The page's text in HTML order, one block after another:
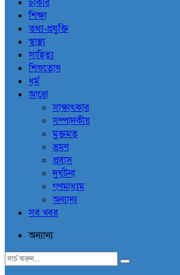
শিক্ষা
তথ্য-প্রযুক্তি
স্বাস্থ্য
সাহিত্য
শিশুতোষ
ধর্ম
আরো
সাক্ষাৎকার
সম্পাদকীয়
মুক্তমত
ভ্রমণ
প্রবাস
দুর্ঘটনা
গণমাধ্যম
অন্যান্য
সব খবর
অন্যান্য